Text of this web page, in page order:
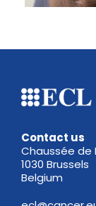
Contact us
Chaussée de
1030 Brussels
Belgium